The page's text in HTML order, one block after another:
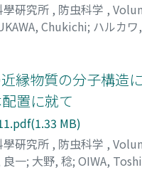
硏究所 , 防虫科学 ,
Chukichi; ハルカ
縁物質の分子構造
置に就て
MB)
硏究所 , 防虫科学 ,
良一; 大野, 稔; OIWA,